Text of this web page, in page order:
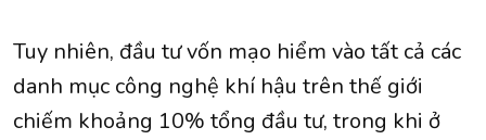
Tuy nhiên, đầu tư vốn mạo hiểm vào tất cả các
danh mục công nghệ khí hậu trên thế giới
chiếm khoảng 10% tổng đầu tư, trong khi ở